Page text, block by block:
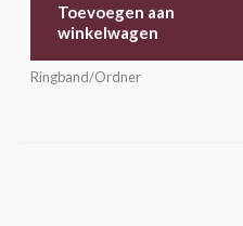
Toevoegen aan
winkelwagen
Ringband/Ordner